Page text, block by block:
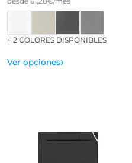
+ 2 COLORES DISPONIBLES
Ver opciones›